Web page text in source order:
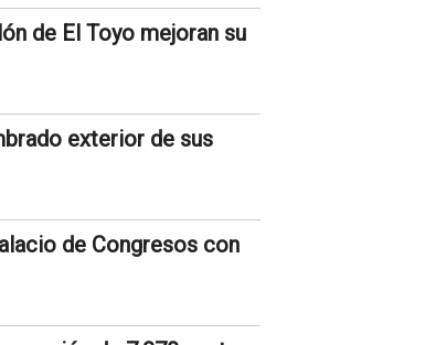
de El Toyo mejoran su
exterior de sus
de Congresos con